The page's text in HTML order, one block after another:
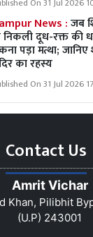
News :जब
निकली दूध-रक्त की
पड़ा मत्था; जानिए
का रहस्य
On 31 Jul 2026
Contact Us
Amrit Vichar
Khan, Pilibhit
(U.P) 243001